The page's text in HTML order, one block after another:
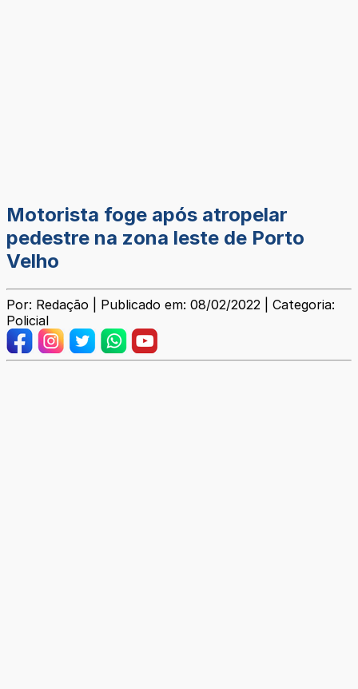
Motorista foge após atropelar
pedestre na zona leste de Porto
Velho
Por: Redação | Publicado em: 08/02/2022 | Categoria:
Policial